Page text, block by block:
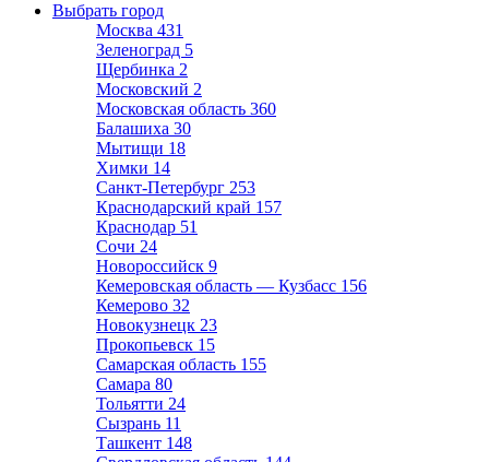
Выбрать город
Москва 431
Зеленоград 5
Щербинка 2
Московский 2
Московская область 360
Балашиха 30
Мытищи 18
Химки 14
Санкт-Петербург 253
Краснодарский край 157
Краснодар 51
Сочи 24
Новороссийск 9
Кемеровская область — Кузбасс 156
Кемерово 32
Новокузнецк 23
Прокопьевск 15
Самарская область 155
Самара 80
Тольятти 24
Сызрань 11
Ташкент 148